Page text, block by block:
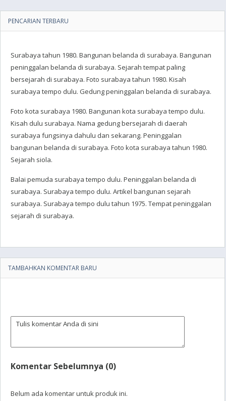
PENCARIAN TERBARU
Surabaya tahun 1980. Bangunan belanda di surabaya. Bangunan
peninggalan belanda di surabaya. Sejarah tempat paling
bersejarah di surabaya. Foto surabaya tahun 1980. Kisah
surabaya tempo dulu. Gedung peninggalan belanda di surabaya.
Foto kota surabaya 1980. Bangunan kota surabaya tempo dulu.
Kisah dulu surabaya. Nama gedung bersejarah di daerah
surabaya fungsinya dahulu dan sekarang. Peninggalan
bangunan belanda di surabaya. Foto kota surabaya tahun 1980.
Sejarah siola.
Balai pemuda surabaya tempo dulu. Peninggalan belanda di
surabaya. Surabaya tempo dulu. Artikel bangunan sejarah
surabaya. Surabaya tempo dulu tahun 1975. Tempat peninggalan
sejarah di surabaya.
TAMBAHKAN KOMENTAR BARU
Komentar Sebelumnya (0)
Belum ada komentar untuk produk ini.